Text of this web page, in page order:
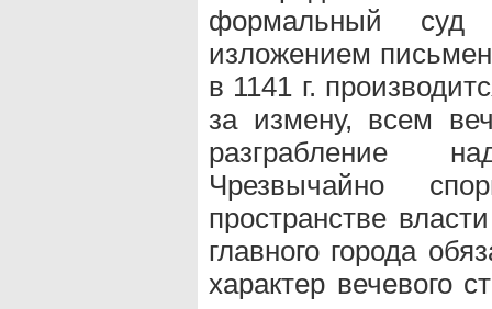
формальный
изложением
в 1141 г.
за измену, всем
разграбление
Чрезвычайно
пространстве
главного города
характер вечевого